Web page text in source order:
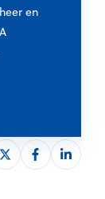
en
S
h
S
h